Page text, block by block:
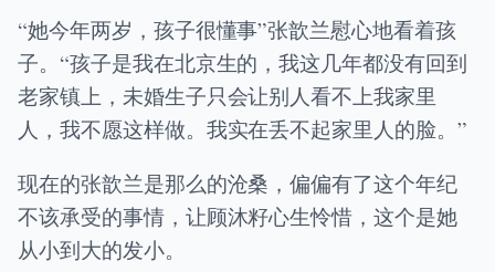
“她今年两岁，孩子很懂事”张歆兰慰心地看着孩
子。“孩子是我在北京生的，我这几年都没有回到
老家镇上，未婚生子只会让别人看不上我家里
人，我不愿这样做。我实在丢不起家里人的脸。”
现在的张歆兰是那么的沧桑，偏偏有了这个年纪
不该承受的事情，让顾沐籽心生怜惜，这个是她
从小到大的发小。